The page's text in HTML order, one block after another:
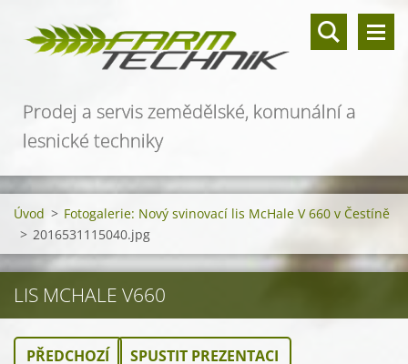
Prodej a servis zemědělské, komunální a
lesnické techniky
Úvod > Fotogalerie: Nový svinovací lis McHale V 660 v Čestíně
> 2016531115040.jpg
LIS MCHALE V660
PŘEDCHOZÍ SPUSTIT PREZENTACI